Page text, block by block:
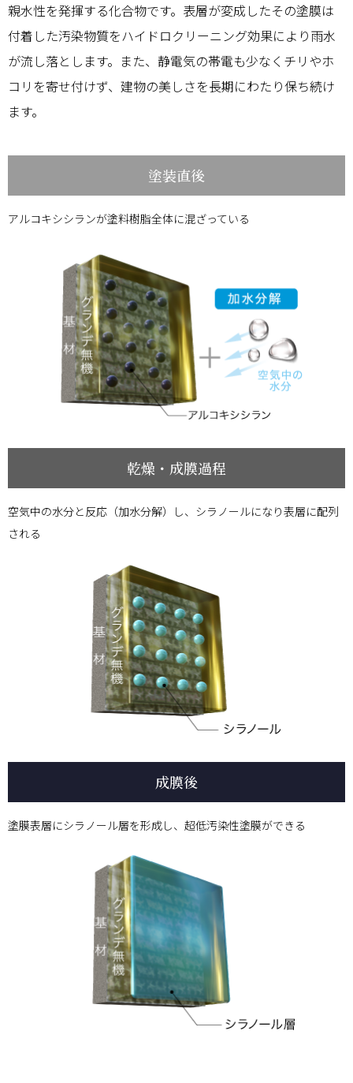
親水性を発揮する化合物です。表層が変成したその塗膜は
付着した汚染物質をハイドロクリーニング効果により雨水
が流し落とします。また、静電気の帯電も少なくチリやホ
コリを寄せ付けず、建物の美しさを長期にわたり保ち続け
ます。
塗装直後
アルコキシシランが塗料樹脂全体に混ざっている
乾燥・成膜過程
空気中の水分と反応（加水分解）し、シラノールになり表層に配列
される
成膜後
塗膜表層にシラノール層を形成し、超低汚染性塗膜ができる